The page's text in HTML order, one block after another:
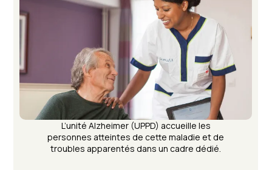
L’unité Alzheimer (UPPD) accueille les
personnes atteintes de cette maladie et de
troubles apparentés dans un cadre dédié.